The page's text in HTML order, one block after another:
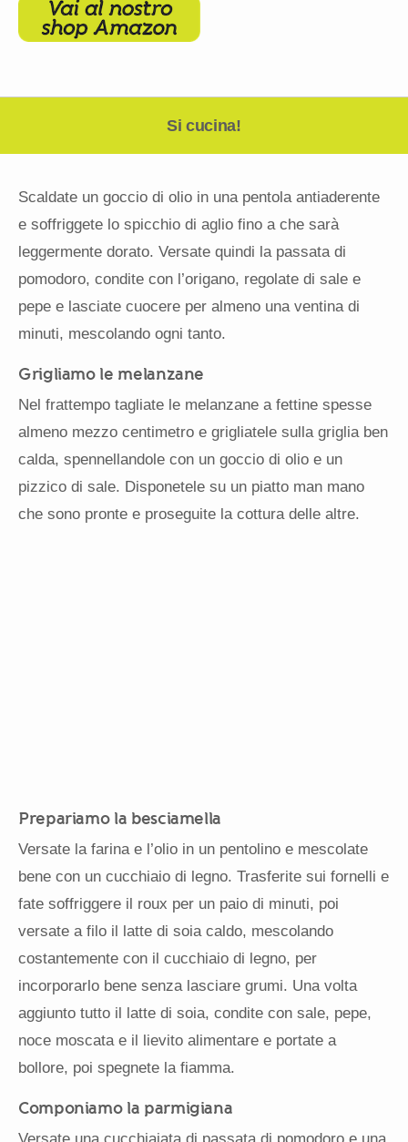
Si cucina!
Scaldate un goccio di olio in una pentola antiaderente
e soffriggete lo spicchio di aglio fino a che sarà
leggermente dorato. Versate quindi la passata di
pomodoro, condite con l’origano, regolate di sale e
pepe e lasciate cuocere per almeno una ventina di
minuti, mescolando ogni tanto.
Grigliamo le melanzane
Nel frattempo tagliate le melanzane a fettine spesse
almeno mezzo centimetro e grigliatele sulla griglia ben
calda, spennellandole con un goccio di olio e un
pizzico di sale. Disponetele su un piatto man mano
che sono pronte e proseguite la cottura delle altre.
Prepariamo la besciamella
Versate la farina e l’olio in un pentolino e mescolate
bene con un cucchiaio di legno. Trasferite sui fornelli e
fate soffriggere il roux per un paio di minuti, poi
versate a filo il latte di soia caldo, mescolando
costantemente con il cucchiaio di legno, per
incorporarlo bene senza lasciare grumi. Una volta
aggiunto tutto il latte di soia, condite con sale, pepe,
noce moscata e il lievito alimentare e portate a
bollore, poi spegnete la fiamma.
Componiamo la parmigiana